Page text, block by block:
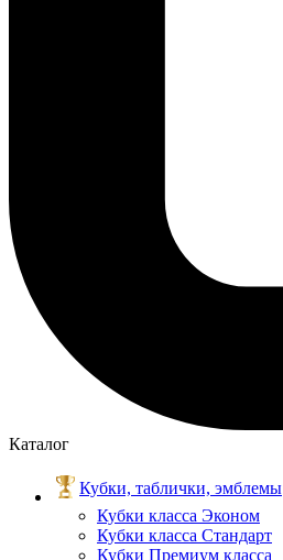
Каталог
Кубки, таблички, эмблемы
Кубки класса Эконом
Кубки класса Стандарт
Кубки Премиум класса